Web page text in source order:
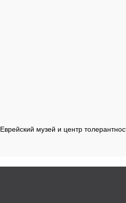
Еврейский музей и центр